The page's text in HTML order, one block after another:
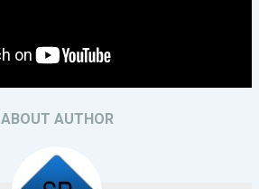
ABOUT AUTHOR